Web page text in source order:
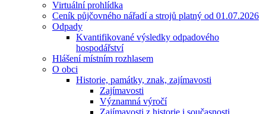
Virtuální prohlídka
Ceník půjčovného nářadí a strojů platný od 01.07.2026
Odpady
Kvantifikované výsledky odpadového
hospodářství
Hlášení místním rozhlasem
O obci
Historie, památky, znak, zajímavosti
Zajímavosti
Významná výročí